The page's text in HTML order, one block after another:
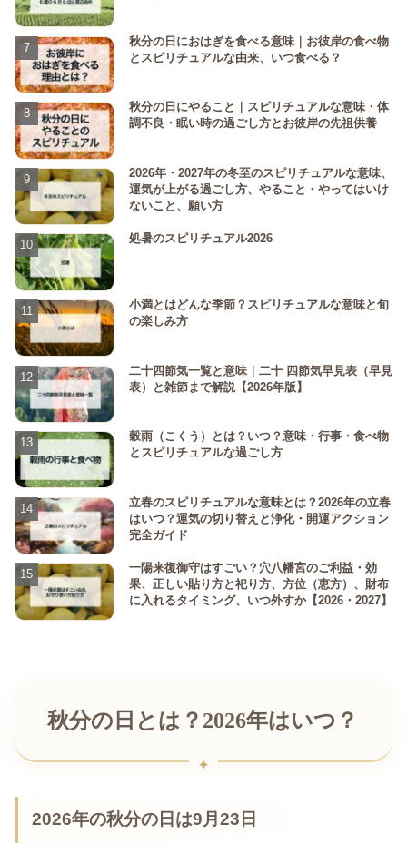
秋分の日におはぎを食べる意味｜お彼岸の食べ物
とスピリチュアルな由来、いつ食べる？
秋分の日にやること｜スピリチュアルな意味・体
調不良・眠い時の過ごし方とお彼岸の先祖供養
2026年・2027年の冬至のスピリチュアルな意味、
運気が上がる過ごし方、やること・やってはいけ
ないこと、願い方
処暑のスピリチュアル2026
小満とはどんな季節？スピリチュアルな意味と旬
の楽しみ方
二十四節気一覧と意味｜二十 四節気早見表（早見
表）と雑節まで解説【2026年版】
穀雨（こくう）とは？いつ？意味・行事・食べ物
とスピリチュアルな過ごし方
立春のスピリチュアルな意味とは？2026年の立春
はいつ？運気の切り替えと浄化・開運アクション
完全ガイド
一陽来復御守はすごい？穴八幡宮のご利益・効
果、正しい貼り方と祀り方、方位（恵方）、財布
に入れるタイミング、いつ外すか【2026・2027】
秋分の日とは？2026年はいつ？
2026年の秋分の日は9月23日